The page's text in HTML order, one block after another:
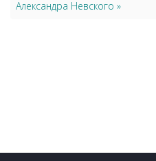
Александра Невского »